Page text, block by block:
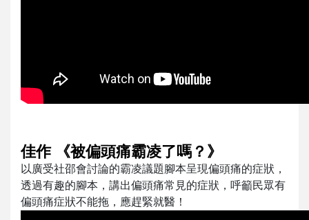
佳作 《被偏頭痛霸凌了嗎？》
以廣受社邵會討論的霸凌議題腳本呈現偏頭痛的症狀，
透過有趣的腳本，講出偏頭痛常見的症狀，呼籲民眾有
偏頭痛症狀不能拖，應趕緊就醫！